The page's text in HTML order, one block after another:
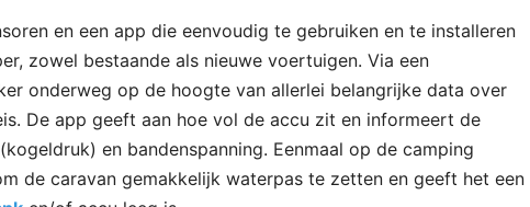
en een app die eenvoudig te gebruiken en te installeren
zowel bestaande als nieuwe voertuigen. Via een
onderweg op de hoogte van allerlei belangrijke data over
De app geeft aan hoe vol de accu zit en informeert de
en bandenspanning. Eenmaal op de camping
de caravan gemakkelijk waterpas te zetten en geeft het een